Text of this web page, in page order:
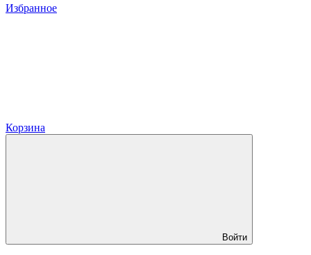
Избранное
Корзина
Войти